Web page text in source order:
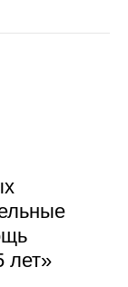
лет»